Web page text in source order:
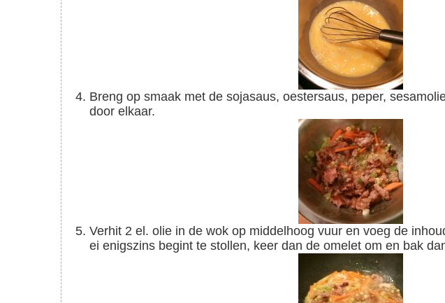
Breng op smaak met de sojasaus, oestersaus, peper, sesamolie en zout. Meng alles goed
door elkaar.
Verhit 2 el. olie in de wok op middelhoog vuur en voeg de inhoud van de kom toe. Zodra het
ei enigszins begint te stollen, keer dan de omelet om en bak